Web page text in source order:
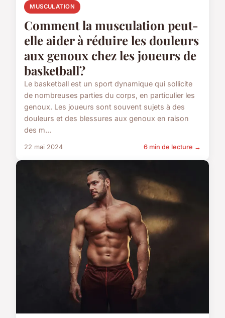
MUSCULATION
Comment la musculation peut-
elle aider à réduire les douleurs
aux genoux chez les joueurs de
basketball?
Le basketball est un sport dynamique qui sollicite
de nombreuses parties du corps, en particulier les
genoux. Les joueurs sont souvent sujets à des
douleurs et des blessures aux genoux en raison
des m...
22 mai 2024 6 min de lecture →